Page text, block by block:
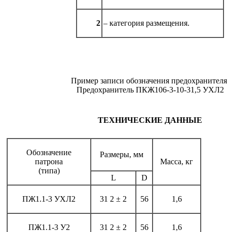
2 – категория размещения.
Пример записи обозначения
Предохранитель ПКЖ106-3-10-31,5 УХЛ2
ТЕХНИЧЕСКИЕ ДАННЫЕ
Обозначение
патрона
(типа)
Размеры, мм
Масса, кг
L
D
ПЖ1.1-3 УХЛ2 31 2 ± 2 56 1,6
ПЖ1.1-3 У2 31 2 ± 2 56 1,6